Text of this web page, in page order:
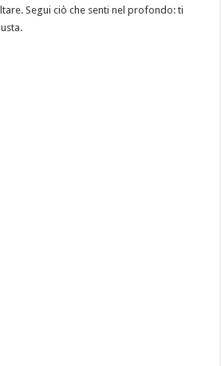
Segui ciò che senti nel profondo: ti